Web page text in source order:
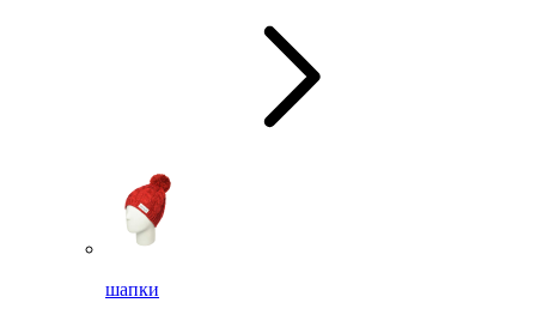
шапки